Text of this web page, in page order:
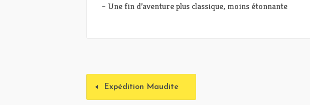
– Une fin d’aventure plus classique, moins étonnante
Expédition Maudite